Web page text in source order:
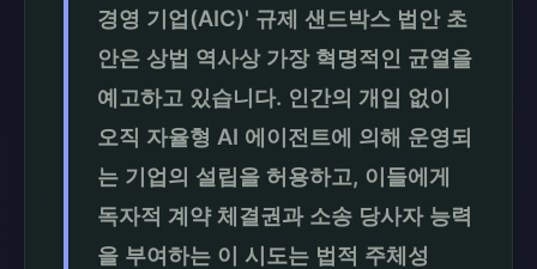
경영 기업(AIC)' 규제 샌드박스 법안 초
안은 상법 역사상 가장 혁명적인 균열을
예고하고 있습니다. 인간의 개입 없이
오직 자율형 AI 에이전트에 의해 운영되
는 기업의 설립을 허용하고, 이들에게
독자적 계약 체결권과 소송 당사자 능력
을 부여하는 이 시도는 법적 주체성